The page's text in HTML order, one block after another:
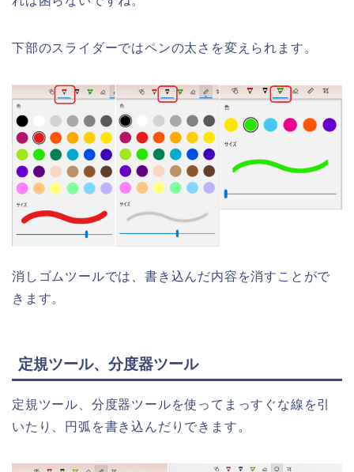
下部のスライダーではペンの太さを変えられます。
消しゴムツールでは、書き込んだ内容を消すことがで
きます。
定規ツール、分度器ツール
定規ツール、分度器ツールを使ってまっすぐな線を引
いたり、円弧を書き込んだりできます。